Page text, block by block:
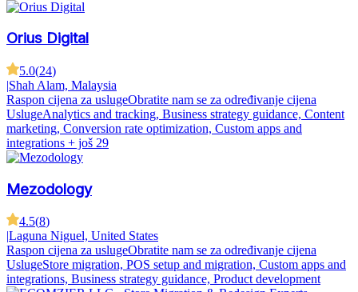
Orius Digital
5.0(24)
|Shah Alam, Malaysia
Raspon cijena za uslugeObratite nam se za određivanje cijena
UslugeAnalytics and tracking, Business strategy guidance, Content
marketing, Conversion rate optimization, Custom apps and
integrations + još 29
Mezodology
4.5(8)
Laguna Niguel, United States
Raspon cijena za uslugeObratite nam se za određivanje cijena
UslugeStore migration, POS setup and migration, Custom apps and
integrations, Business strategy guidance, Product development